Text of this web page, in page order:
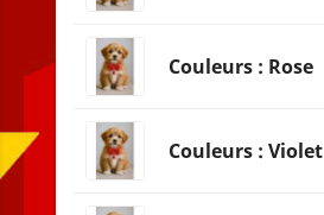
Couleurs : Rose
Couleurs : Violet